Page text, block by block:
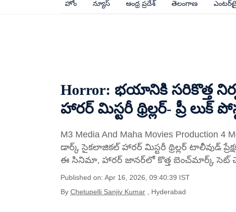
హోం న్యూస్ ఆంధ్ర ప్రదేశ్ తెలంగాణ
Horror: భయానికి సరికొత్త
హారర్ మిస్టరీ థ్రిల్లర్- ప్రీ లుక్
M3 Media And Maha Movies
డార్క్ సైకలాజికల్ హారర్ మిస్టరీ థ్రిల్లర్ టాలీవుడ్
ఈ సినిమా, హారర్ జానర్‌లో కొత్త బెంచ్‌మార్క్ సెట్
Published on: Apr 16, 2026, 09:40:39 IST
By Chetupelli Sanjiv Kumar , Hyderabad